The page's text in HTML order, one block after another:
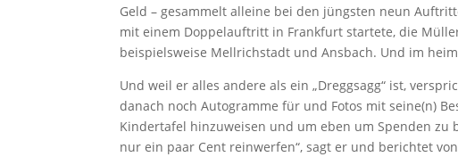
Geld – gesammelt alleine bei den jüngsten neun
mit einem Doppelauftritt in Frankfurt startete, die
beispielsweise Mellrichstadt und Ansbach. Und im
Und weil er alles andere als ein „Dreggsagg“ ist,
danach noch Autogramme für und Fotos mit seine(n)
Kindertafel hinzuweisen und um eben um Spenden zu
nur ein paar Cent reinwerfen“, sagt er und berichtet